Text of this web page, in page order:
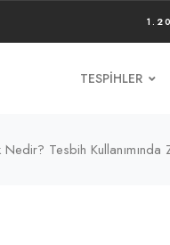
TESPIHLER
Tesbih Kullanımında